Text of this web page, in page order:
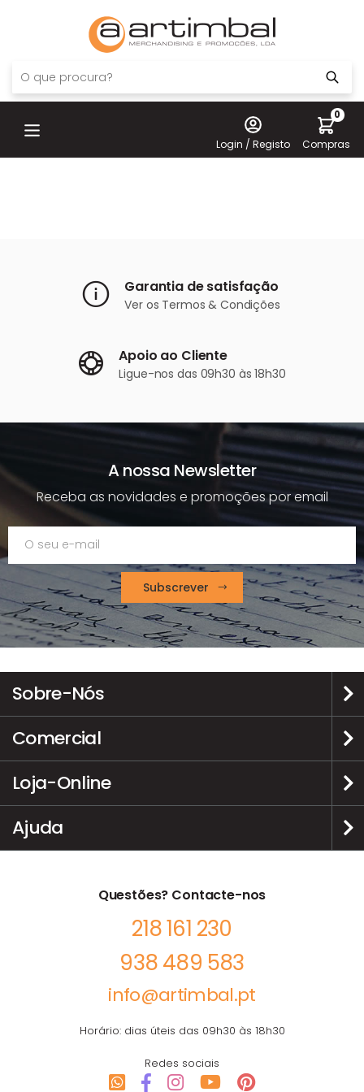
Login / Registo
0
Compras
Garantia de satisfação
Ver os Termos & Condições
Apoio ao Cliente
Ligue-nos das 09h30 às 18h30
A nossa Newsletter
Receba as novidades e promoções por email
Subscrever
Sobre-Nós
Comercial
Loja-Online
Ajuda
Questões? Contacte-nos
218 161 230
938 489 583
info@artimbal.pt
Horário: dias úteis das 09h30 às 18h30
Redes sociais